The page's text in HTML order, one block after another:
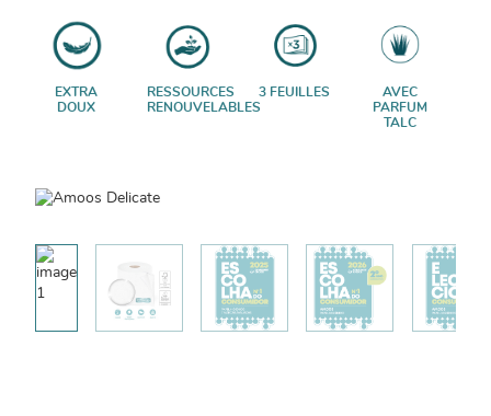
EXTRA
DOUX
RESSOURCES
RENOUVELABLES
3 FEUILLES
AVEC
PARFUM
TALC